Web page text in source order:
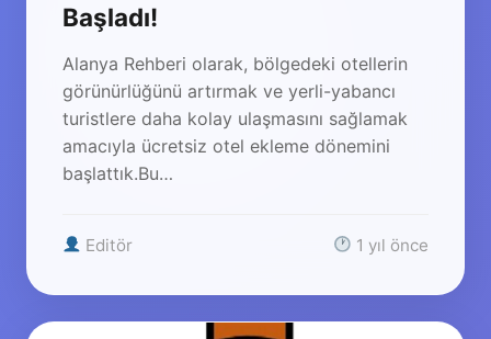
Başladı!
Alanya Rehberi olarak, bölgedeki otellerin
görünürlüğünü artırmak ve yerli-yabancı
turistlere daha kolay ulaşmasını sağlamak
amacıyla ücretsiz otel ekleme dönemini
başlattık.Bu…
Editör 1 yıl önce